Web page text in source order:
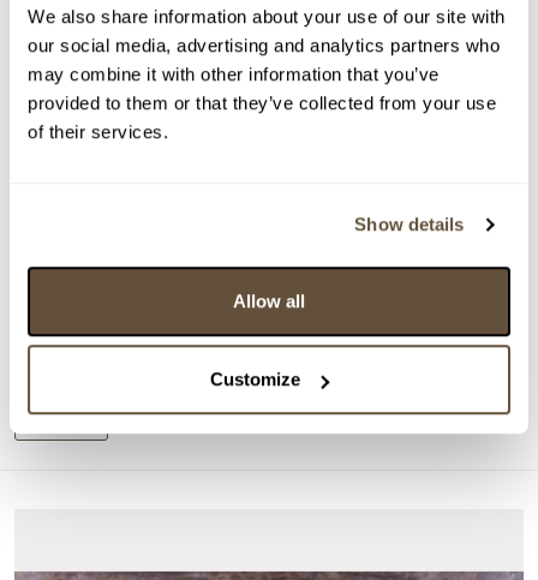
We also share information about your use of our site with
our social media, advertising and analytics partners who
may combine it with other information that you’ve
provided to them or that they’ve collected from your use
of their services.
Show details
Allow all
Customize
1 000 Kč
Dražba ukončena:
Detail